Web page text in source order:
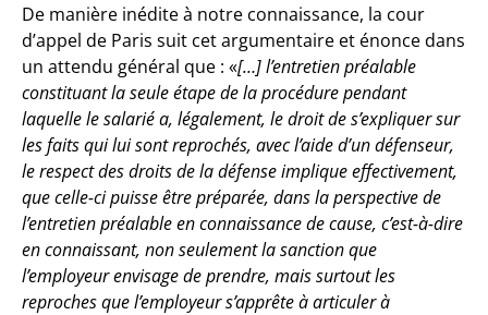
De manière inédite à notre connaissance, la cour
d’appel de Paris suit cet argumentaire et énonce dans
un attendu général que : «[…] l’entretien préalable
constituant la seule étape de la procédure pendant
laquelle le salarié a, légalement, le droit de s’expliquer sur
les faits qui lui sont reprochés, avec l’aide d’un défenseur,
le respect des droits de la défense implique effectivement,
que celle-ci puisse être préparée, dans la perspective de
l’entretien préalable en connaissance de cause, c’est-à-dire
en connaissant, non seulement la sanction que
l’employeur envisage de prendre, mais surtout les
reproches que l’employeur s’apprête à articuler à